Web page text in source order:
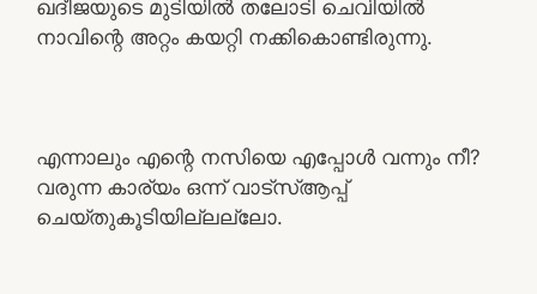
ഖദീജയുടെ മുടിയിൽ തലോടി ചെവിയിൽ
നാവിന്റെ അറ്റം കയറ്റി നക്കികൊണ്ടിരുന്നു.
എന്നാലും എന്റെ നസിയെ എപ്പോൾ വന്നും നീ?
വരുന്ന കാര്യം ഒന്ന് വാട്സ്ആപ്പ്
ചെയ്തുകൂടിയില്ലല്ലോ.